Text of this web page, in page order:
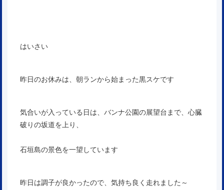
はいさい
昨日のお休みは、朝ランから始まった黒スケです
気合いが入っている日は、バンナ公園の展望台まで、心臓
破りの坂道を上り、
石垣島の景色を一望しています
昨日は調子が良かったので、気持ち良く走れました～